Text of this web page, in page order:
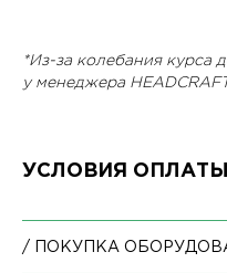
*Из-за колебания курса
у менеджера HEADCRAFT
УСЛОВИЯ ОПЛАТЫ
/ ПОКУПКА